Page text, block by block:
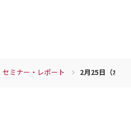
セミナー・レポート 2月25日（水）